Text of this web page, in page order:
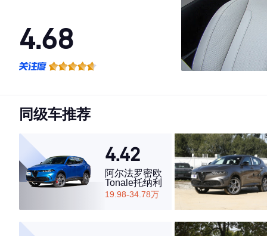
4.68
·空间表现较为优秀，优于56%同级车
同级车推荐
4.42
阿尔法罗密欧
Tonale托纳利
19.98-34.78万